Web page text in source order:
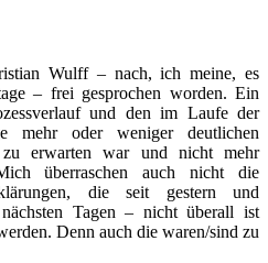
Wulff – nach, ich meine, es
– frei gesprochen worden. Ein
und den im Laufe der
mehr oder weniger deutlichen
zu erwarten war und nicht mehr
überraschen auch nicht die
die seit gestern und
Tagen – nicht überall ist
Denn auch die waren/sind zu